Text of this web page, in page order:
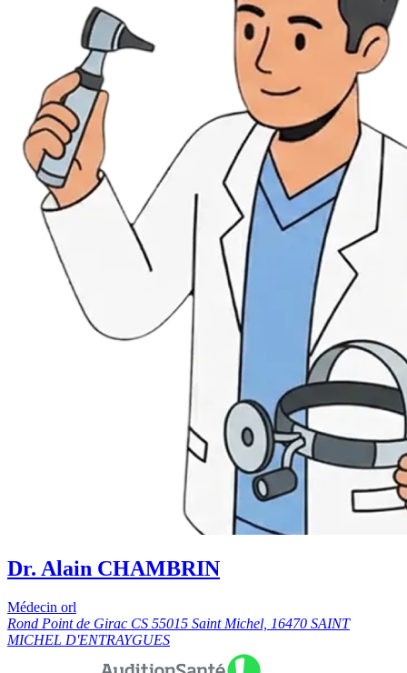
Dr. Alain CHAMBRIN
Médecin orl
Rond Point de Girac CS 55015 Saint Michel, 16470 SAINT
MICHEL D'ENTRAYGUES